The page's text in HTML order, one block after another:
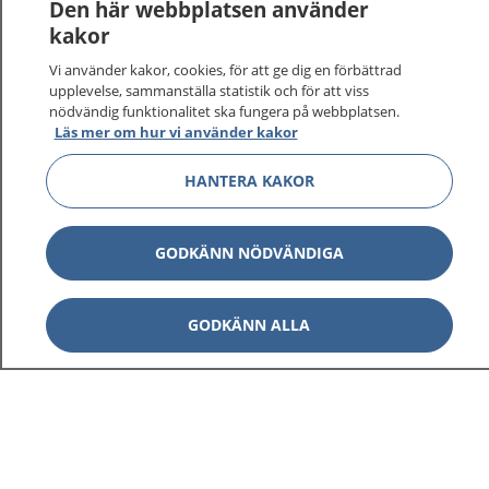
På 1177.se får du råd om hälsa och information om
sjukdomar och vilka mottagningar du kan kontakta.
Logga in för att läsa din journal och göra dina
vårdärenden. Ring telefonnummer 1177 för
sjukvårdsrådgivning dygnet runt.
1177 ger dig råd när du vill må bättre.
1177 på flera språk Visa
Visa
Den här webbplatsen använder
kakor
Vi använder kakor, cookies, för att ge dig en förbättrad
upplevelse, sammanställa statistik och för att viss
nödvändig funktionalitet ska fungera på webbplatsen.
Läs mer om hur vi använder kakor
HANTERA KAKOR
GODKÄNN NÖDVÄNDIGA
GODKÄNN ALLA